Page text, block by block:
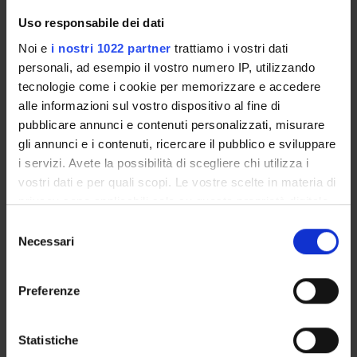
Uso responsabile dei dati
Noi e i nostri 1022 partner trattiamo i vostri dati
personali, ad esempio il vostro numero IP, utilizzando
tecnologie come i cookie per memorizzare e accedere
alle informazioni sul vostro dispositivo al fine di
pubblicare annunci e contenuti personalizzati, misurare
gli annunci e i contenuti, ricercare il pubblico e sviluppare
i servizi. Avete la possibilità di scegliere chi utilizza i
vostri dati e per quali scopi. Le vostre scelte in materia di
privacy sono applicabili solo su questa proprietà digitale
modificare o revocare il proprio consenso in qualsiasi
momento dalla Dichiarazione sui cookie o facendo clic
raccogliere informazioni sulla tua posizione
delNecessari
Preferenze
Statistiche
Technical-administrative staff
COLLABORATORI ESTERNI
Michele Bovi
Nanomnia CTO Nanomnia
Stefania Boi
Biologia cellulare, Biologia dello sviluppo e rigenerazione